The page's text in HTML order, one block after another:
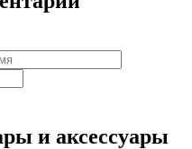
и аксессуары